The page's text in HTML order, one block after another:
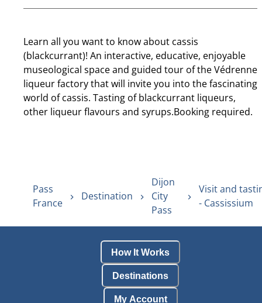
Learn all you want to know about cassis
(blackcurrant)! An interactive, educative, enjoyable
museological space and guided tour of the Védrenne
liqueur factory that will invite you into the fascinating
world of cassis. Tasting of blackcurrant liqueurs,
other liqueur flavours and syrups.Booking required.
Pass
France
Destination
Dijon
City
Pass
Visit and
- Cassissium
How It Works
Destinations
My Account